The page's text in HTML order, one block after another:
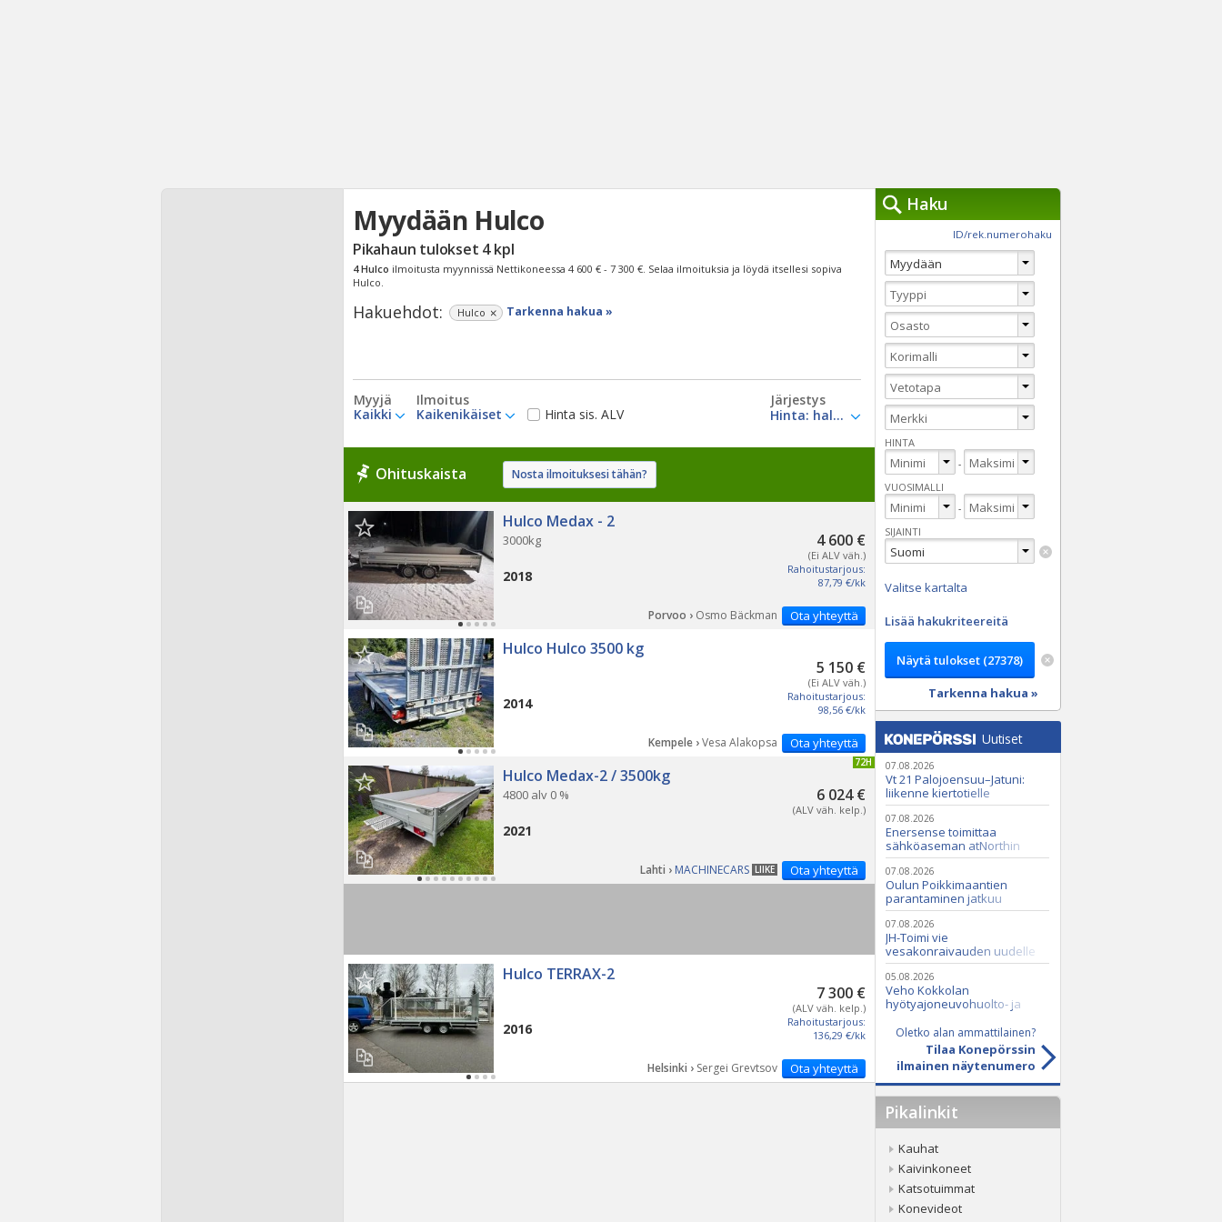
Myydään Hulco
Pikahaun tulokset 4kpl
4Hulco ilmoitusta myynnissä Nettikoneessa 4 600 € - 7 300 €. Selaa ilmoituksia ja löydä itsellesi sopiva
Hulco.
Hakuehdot: Hulco Tarkenna hakua »
Myyjä
Kaikki
Ilmoitus
Kaikenikäiset
Hinta sis. ALV
Järjestys
Ohituskaista Nosta ilmoituksesi tähän?
Hulco Medax - 2
4 600 €
(Ei ALV väh.)
Rahoitustarjous:
87,79 €/kk
3000kg
2018
Ota yhteyttä
Porvoo › Osmo Bäckman
Hulco Hulco 3500 kg
5 150 €
(Ei ALV väh.)
Rahoitustarjous:
98,56 €/kk
2014
Ota yhteyttä
Kempele ›Vesa Alakopsa
PÄIVITETTY 72H
Hulco Medax-2 / 3500kg
6 024 €
(ALV väh. kelp.)
4800 alv 0 %
2021
Ota yhteyttä
LIIKE
Lahti › MACHINECARS
Hulco TERRAX-2
7 300 €
(ALV väh. kelp.)
Rahoitustarjous:
136,29 €/kk
2016
Ota yhteyttä
Helsinki › Sergei Grevtsov
Haku
Tyhjennä haut
ID/rek.numerohaku
HINTA
-
VUOSIMALLI
-
SIJAINTI
Valitse kartalta
Lisää hakukriteereitä
Tarkenna hakua »
Uutiset
07.08.2026
Vt 21 Palojoensuu–Jatuni:
liikenne kiertotielle
Nunasjoen silloilla
07.08.2026
Enersense toimittaa
sähköaseman atNorthin
datakeskukseen
07.08.2026
Oulun Poikkimaantien
parantaminen jatkuu
07.08.2026
JH-Toimi vie
vesakonraivauden uudelle
tasolle Casen ja Seppi-
murskaimen avulla
05.08.2026
Veho Kokkolan
hyötyajoneuvohuolto- ja
Oy:lle lokakuussa
Oletko alan ammattilainen?
Tilaa Konepörssin
ilmainen näytenumero
Pikalinkit
Kauhat
Kaivinkoneet
Katsotuimmat
Konevideot